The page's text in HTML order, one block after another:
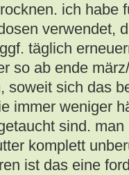
ich habe
verwendet,
täglich
so ab ende
soweit sich das
immer weniger
sind.
komplett
ist das eine